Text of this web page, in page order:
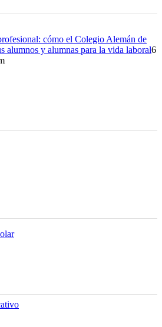
cómo el Colegio Alemán de
alumnos y alumnas para la vida laboral6